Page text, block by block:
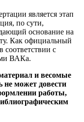
является этап
по сути,
основание на
Как официальный
соответствии c
ВАКа.
и весомые
не может довести
работы,